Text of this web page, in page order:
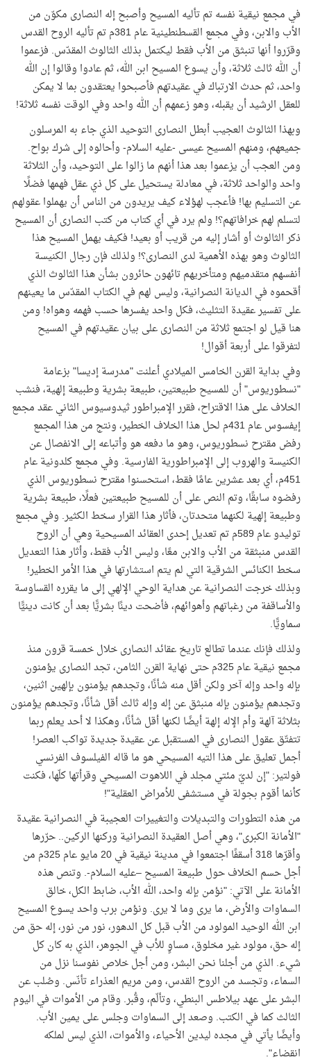
في مجمع نيقية نفسه تم تأليه المسيح وأصبح إله النصارى مكوّن من
الأب والابن، وفي مجمع القسطنطينية عام 381م تم تأليه الروح القدس
وقرّروا أنها تنبثق من الأب فقط ليكتمل بذلك الثالوث المقدّس. فزعموا
أن الله ثالث ثلاثة، وأن يسوع المسيح ابن الله، ثم عادوا وقالوا إن الله
واحد، ثم حدث الارتباك في عقيدتهم فأصبحوا يعتقدون بما لا يمكن
للعقل الرشيد أن يقبله، وهو زعمهم أن الله واحد وفي الوقت نفسه ثلاثة!
وبهذا الثالوث العجيب أبطل النصارى التوحيد الذي جاء به المرسلون
جميعهم، ومنهم المسيح عيسى -عليه السلام- وأحالوه إلى شرك بواح.
ومن العجب أن يزعموا بعد هذا أنهم ما زالوا على التوحيد، وأن الثلاثة
واحد والواحد ثلاثة، في معادلة يستحيل على كل ذي عقل فهمها فضلًا
عن التسليم بها! فأعجب لهؤلاء كيف يريدون من الناس أن يهملوا عقولهم
لتسلم لهم خرافاتهم؟! ولم يرد في أي كتاب من كتب النصارى أن المسيح
ذكر الثالوث أو أشار إليه من قريب أو بعيد! فكيف يهمل المسيح هذا
الثالوث وهو بهذه الأهمية لدى النصارى؟! ولذلك فإن رجال الكنيسة
أنفسهم متقدميهم ومتأخريهم تائهون حائرون بشأن هذا الثالوث الذي
أقحموه في الديانة النصرانية، وليس لهم في الكتاب المقدّس ما يعينهم
على تفسير عقيدة التثليث، فكل واحد يفسرها حسب فهمه وهواه! ومن
هنا قيل لو اجتمع ثلاثة من النصارى على بيان عقيدتهم في المسيح
لتفرقوا على أربعة أقوال!
وفي بداية القرن الخامس الميلادي أعلنت "مدرسة إديسا" بزعامة
"نسطوريوس" أن للمسيح طبيعتين، طبيعة بشرية وطبيعة إلهية، فنشب
الخلاف على هذا الاقتراح، فقرر الإمبراطور ثيدوسيوس الثاني عقد مجمع
إيفسوس عام 431م لحل هذا الخلاف الخطير، ونتج من هذا المجمع
رفض مقترح نسطوريوس، وهو ما دفعه هو وأتباعه إلى الانفصال عن
الكنيسة والهروب إلى الإمبراطورية الفارسية. وفي مجمع كلدونية عام
451م، أي بعد عشرين عامًا فقط، استحسنوا مقترح نسطوريوس الذي
رفضوه سابقًا، وتم النص على أن للمسيح طبيعتين فعلًا، طبيعة بشرية
وطبيعة إلهية لكنهما متحدتان، فأثار هذا القرار سخط الكثير. وفي مجمع
توليدو عام 589م تم تعديل إحدى العقائد المسيحية وهي أن الروح
القدس منبثقة من الأب والابن معًا، وليس الأب فقط، وأثار هذا التعديل
سخط الكنائس الشرقية التي لم يتم استشارتها في هذا الأمر الخطير!
وبذلك خرجت النصرانية عن هداية الوحي الإلهي إلى ما يقرره القساوسة
والأساقفة من رغباتهم وأهوائهم، فأضحت دينًا بشريًّا بعد أن كانت دينيًّا
سماويًّا.
ولذلك فإنك عندما تطالع تاريخ عقائد النصارى خلال خمسة قرون منذ
مجمع نيقية عام 325م حتى نهاية القرن الثامن، تجد النصارى يؤمنون
بإله واحد وإله آخر ولكن أقل منه شأنًا، وتجدهم يؤمنون بإلهين اثنين،
وتجدهم يؤمنون بإله منبثق عن إله وإله ثالث أقل شأنًا، وتجدهم يؤمنون
بثلاثة آلهة وأم الإله إلهة أيضًا لكنها أقل شأنًا، وهكذا لا أحد يعلم ربما
تتفتّق عقول النصارى في المستقبل عن عقيدة جديدة تواكب العصر!
أجمل تعليق على هذا التيه المسيحي هو ما قاله الفيلسوف الفرنسي
فولتير: "إن لديّ مئتي مجلد في اللاهوت المسيحي وقرأتها كلّها، فكنت
كأنما أقوم بجولة في مستشفى للأمراض العقلية"
!
من هذه التطورات والتبديلات والتغييرات العجيبة في النصرانية عقيدة
"الأمانة الكبرى"، وهي أصل العقيدة النصرانية وركنها الركين.. حرّرها
وأقرّها 318 أسقفًا اجتمعوا في مدينة نيقية في 20 مايو عام 325م من
أجل حسم الخلاف حول طبيعة المسيح –عليه السلام-. وتنص هذه
الأمانة على الآتي: "نؤمن بإله واحد، الله الأب، ضابط الكل، خالق
السماوات والأرض، ما يرى وما لا يرى. ونؤمن برب واحد يسوع المسيح
ابن الله الوحيد المولود من الأب قبل كل الدهور، نور من نور، إله حق من
إله حق، مولود غير مخلوق، مساوٍ للأب في الجوهر، الذي به كان كل
شيء. الذي من أجلنا نحن البشر، ومن أجل خلاص نفوسنا نزل من
السماء، وتجسد من الروح القدس، ومن مريم العذراء تأنّس. وصُلب عن
البشر على عهد بيلاطس البنطي، وتألّم، وقُبر. وقام من الأموات في اليوم
الثالث كما في الكتب. وصعد إلى السماوات وجلس على يمين الأب.
وأيضًا يأتي في مجده ليدين الأحياء، والأموات، الذي ليس لملكه
انقضاء".